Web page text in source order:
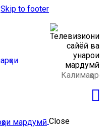
Skip to footer
Close